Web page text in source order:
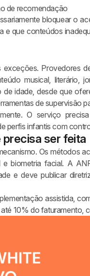
de recomendação
bloquear o
e que conteúdos
Provedores
musical, literário,
idade, desde que
de supervisão
O serviço
perfis infantis com
precisa ser feita
Os métodos
biometria facial. A
e deve publicar
assistida,
10% do faturamento,
para
KYC, prevenção a